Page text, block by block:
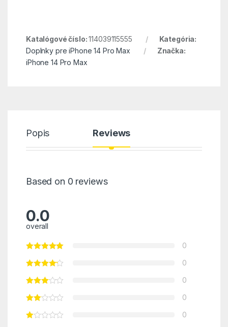
Katalógové číslo:114039115555
Kategória:
Doplnky pre iPhone 14 Pro Max
Značka:
iPhone 14 Pro Max
Popis Reviews
Based on 0 reviews
0.0
overall
0
0
0
0
0